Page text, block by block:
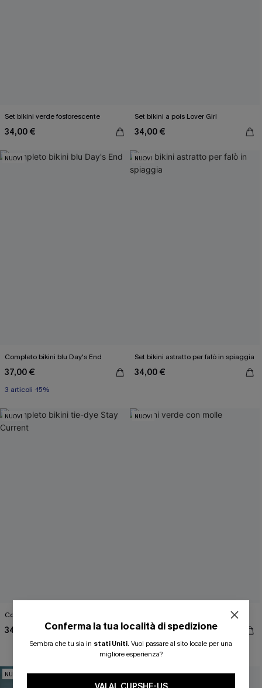
Set bikini verde fosforescente
34,00 €
Set bikini a pois Lover Girl
34,00 €
NUOVI
Completo bikini blu Day's End
37,00 €
3 articoli -15%
NUOVI
Set bikini astratto per falò in spiaggia
34,00 €
NUOVI
Completo bikini tie-dye Stay Current
34,00 €
NUOVI
34,00 €
3 articoli -15%
NUOVI NUOVI
Conferma la tua località di spedizione
Sembra che tu sia in stati Uniti. Vuoi passare al sito locale per una
migliore esperienza?
ISCRIVITI PER OTTENERE
20% DI SCONTO SU 2 O PIÙ ARTICOLI